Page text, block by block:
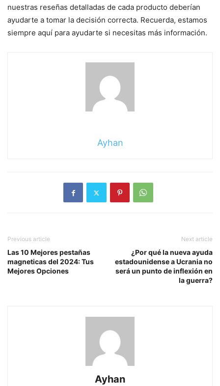
nuestras reseñas detalladas de cada producto deberían
ayudarte a tomar la decisión correcta. Recuerda, estamos
siempre aquí para ayudarte si necesitas más información.
Ayhan
Previous article
Las 10 Mejores pestañas
magneticas del 2024: Tus
Mejores Opciones
Next article
¿Por qué la nueva ayuda
estadounidense a Ucrania no
será un punto de inflexión en
la guerra?
Ayhan